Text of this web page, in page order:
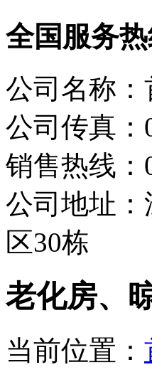
全国服务热
公司名称：
公司传真：
销售热线：
公司地址
区30栋
老化房、
当前位置：